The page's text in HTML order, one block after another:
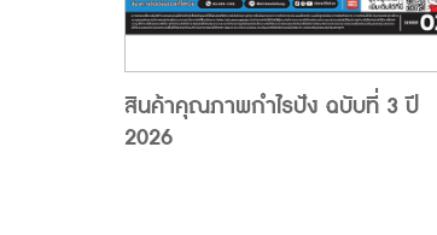
สินค้าคุณภาพกำไรปัง ฉบับที่ 3 ปี
2026